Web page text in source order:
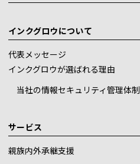
インクグロウについて
代表メッセージ
インクグロウが選ばれる理由
当社の情報セキュリティ管理体制
サービス
親族内外承継支援